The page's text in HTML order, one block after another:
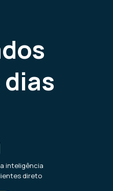
inteligência
direto